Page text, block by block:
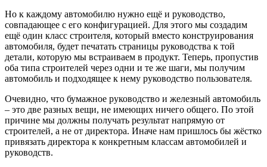
Но к каждому автомобилю нужно ещё и руководство,
совпадающее с его конфигурацией. Для этого мы создадим
ещё один класс строителя, который вместо конструирования
автомобиля, будет печатать страницы руководства к той
детали, которую мы встраиваем в продукт. Теперь, пропустив
оба типа строителей через одни и те же шаги, мы получим
автомобиль и подходящее к нему руководство пользователя.
Очевидно, что бумажное руководство и железный автомобиль
– это две разных вещи, не имеющих ничего общего. По этой
причине мы должны получать результат напрямую от
строителей, а не от директора. Иначе нам пришлось бы жёстко
привязать директора к конкретным классам автомобилей и
руководств.